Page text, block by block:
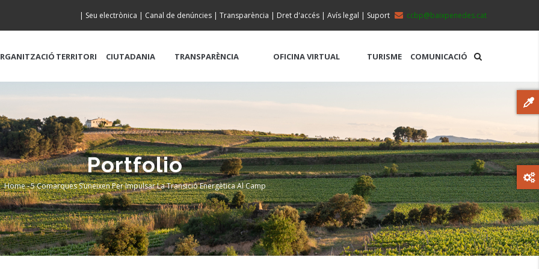
ccbp@baixpenedes.cat
| Seu electrònica | Canal de denúncies | Transparència | Dret d'accés | Avís legal | Suport
TERRITORI CIUTADANIA TRANSPARÈNCIA OFICINA VIRTUAL TURISME COMUNICACIÓ
Portfolio
Breadcrumb
Home-5 Comarques S’uneixen Per Impulsar La Transició Energètica Al Camp